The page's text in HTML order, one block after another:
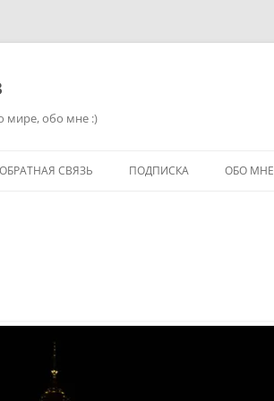
мире, обо мне :)
ОБРАТНАЯ СВЯЗЬ ПОДПИСКА ОБО МНЕ